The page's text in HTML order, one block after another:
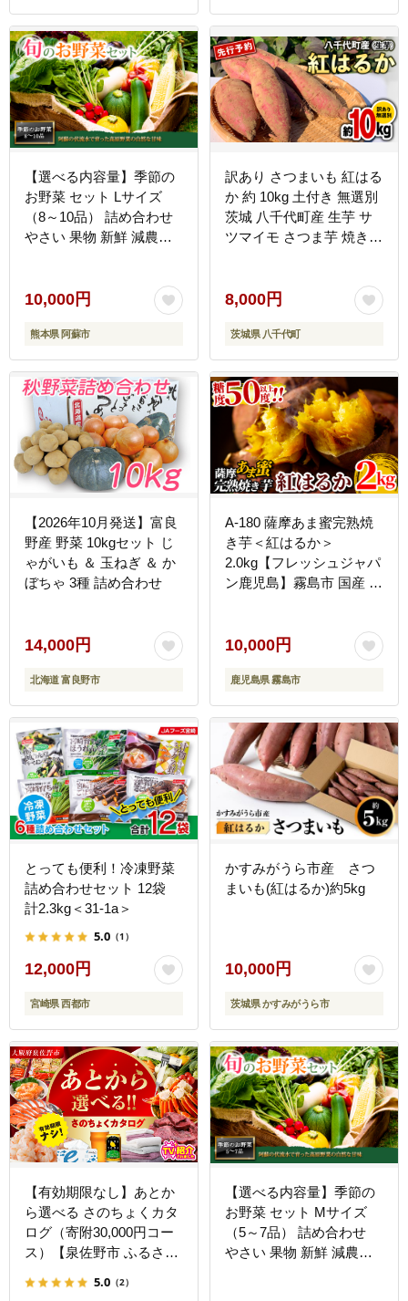
旬 お取り寄せ 旭川市 北
【選べる内容量】季節の
お野菜 セット Lサイズ
（8～10品） 詰め合わせ
やさい 果物 新鮮 減農薬
甘い 美味しい 人気 安心
安全 おすすめ お中元 御
歳暮 熊本県 阿蘇市
10,000円
熊本県 阿蘇市
訳あり さつまいも 紅はる
か 約 10kg 土付き 無選別
茨城 八千代町産 生芋 サ
ツマイモ さつま芋 焼き芋
やつ デザート 秋 旬 農家
直送 【 先行予約 2026年
10月下旬以降発送 】
[AX010ya]
8,000円
茨城県 八千代町
【2026年10月発送】富良
野産 野菜 10kgセット じ
ゃがいも ＆ 玉ねぎ ＆ か
ぼちゃ 3種 詰め合わせ
14,000円
北海道 富良野市
A-180 薩摩あま蜜完熟焼
き芋＜紅はるか＞
2.0kg【フレッシュジャパ
ン鹿児島】霧島市 国産 熟
やきいも
10,000円
鹿児島県 霧島市
とっても便利！冷凍野菜
詰め合わせセット 12袋
計2.3kg＜31-1a＞
5.0 （1）
12,000円
宮崎県 西都市
かすみがうら市産 さつ
まいも(紅はるか)約5kg
10,000円
茨城県 かすみがうら市
【有効期限なし】あとか
ら選べる さのちょくカタ
ログ（寄附30,000円コー
ス）【泉佐野市 ふるさと
価 肉 ビール 海鮮 野菜 定
5.0 （2）
【選べる内容量】季節の
お野菜 セット Mサイズ
（5～7品） 詰め合わせ
やさい 果物 新鮮 減農薬